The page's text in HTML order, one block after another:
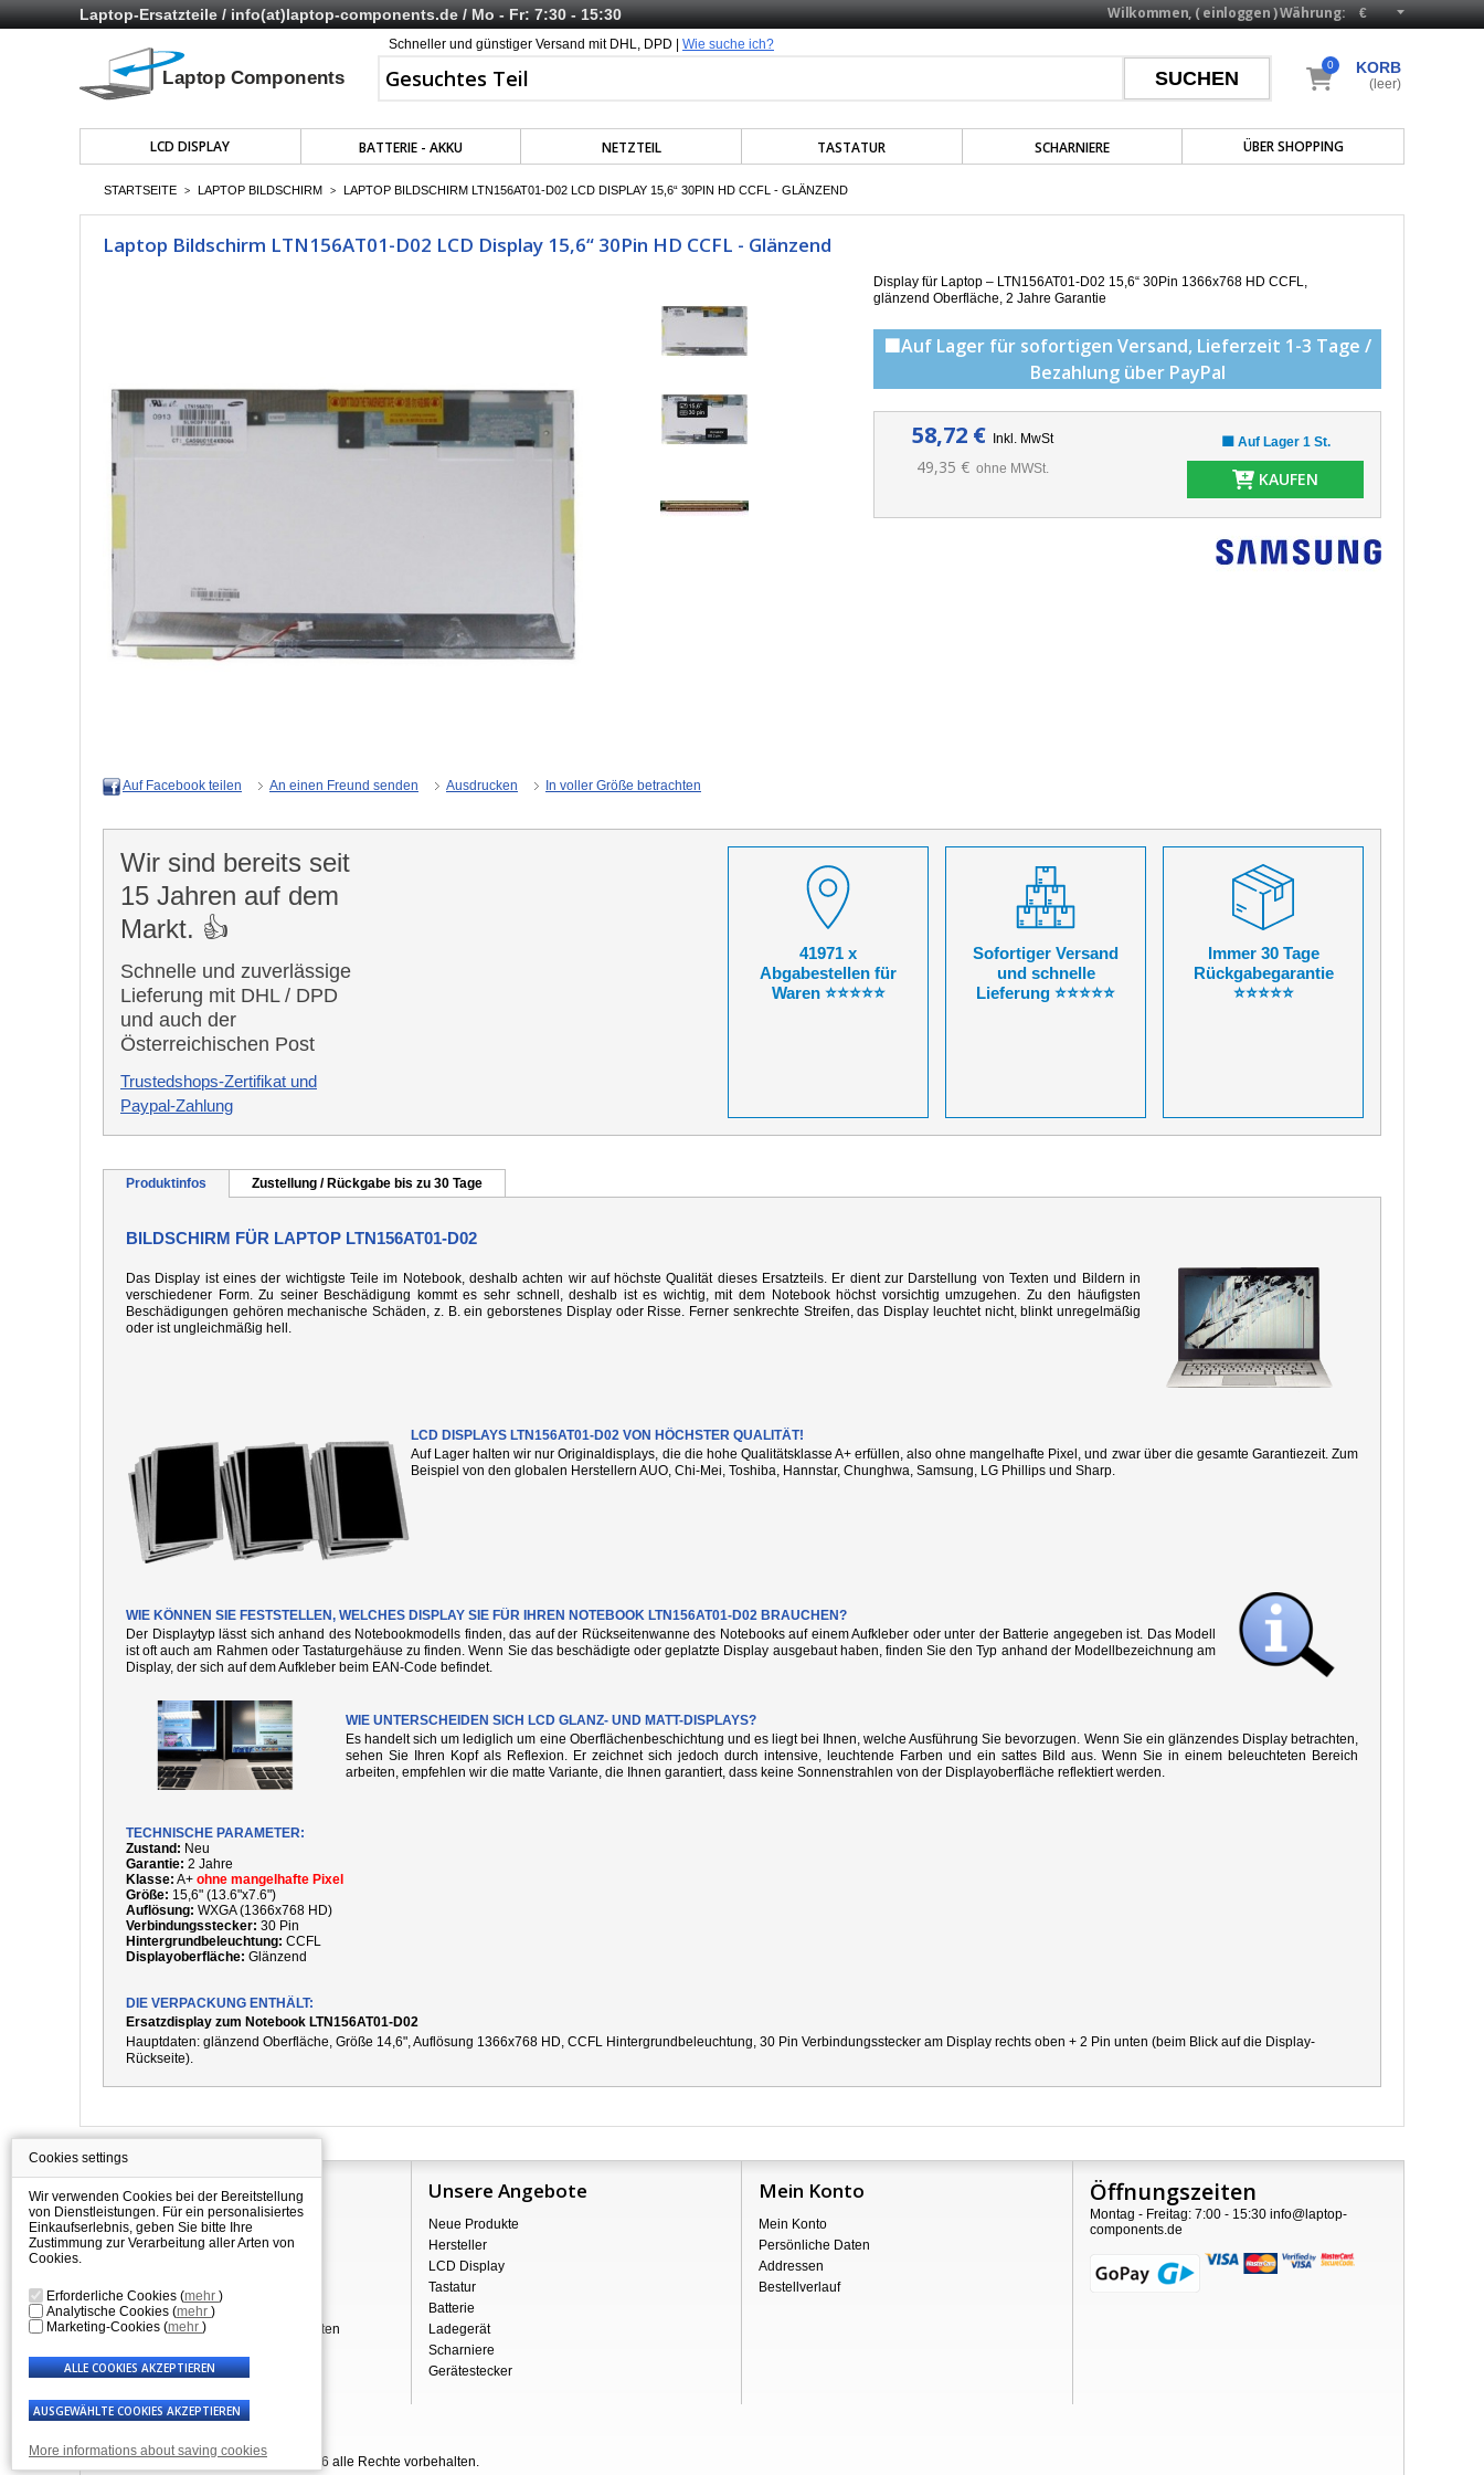
Laptop-Ersatzteile /info(at)laptop-components.de/ Mo - Fr: 7:30 - 15:30 Währung:
Wilkommen, (einloggen)
Schneller und günstiger Versand mit DHL, DPD | Wie suche ich?
LCD DISPLAY BATTERIE - AKKU NETZTEIL TASTATUR SCHARNIERE ÜBER SHOPPING
KORB
0
(leer)
STARTSEITE > LAPTOP BILDSCHIRM > LAPTOP BILDSCHIRM LTN156AT01-D02 LCD DISPLAY 15,6“ 30PIN HD CCFL - GLÄNZEND
Laptop Bildschirm LTN156AT01-D02 LCD Display 15,6“ 30Pin HD CCFL - Glänzend
Display für Laptop – LTN156AT01-D02 15,6“ 30Pin 1366x768 HD CCFL,
g länzend Oberfläche, 2 Jahre Garantie
🟩Auf Lager für sofortigen Versand, Lieferzeit 1-3 Tage /
Bezahlung über PayPal
58,72 € Inkl. MwSt
49,35 € ohne MWSt.
🟩 Auf Lager 1 St.
KAUFEN
Auf Facebook teilen An einen Freund senden Ausdrucken In voller Größe betrachten
Wir sind bereits seit
15 Jahren auf dem
Markt. 👍
Schnelle und zuverlässige
Lieferung mit DHL / DPD
und auch der
Österreichischen Post
Trustedshops-Zertifikat und
Paypal-Zahlung
41971 x
Abgabestellen für
Waren ⭐⭐⭐⭐⭐
Sofortiger Versand
und schnelle
Lieferung ⭐⭐⭐⭐⭐
Immer 30 Tage
Rückgabegarantie
⭐⭐⭐⭐⭐
Produktinfos Zustellung / Rückgabe bis zu 30 Tage
BILDSCHIRM FÜR LAPTOP LTN156AT01-D02
Das Display ist eines der wichtigste Teile im Notebook, deshalb achten wir auf höchste Qualität dieses Ersatzteils. Er dient zur Darstellung von Texten und Bildern in
verschiedener Form. Zu seiner Beschädigung kommt es sehr schnell, deshalb ist es wichtig, mit dem Notebook höchst vorsichtig umzugehen. Zu den häufigsten
Beschädigungen gehören mechanische Schäden, z. B. ein geborstenes Display oder Risse. Ferner senkrechte Streifen, das Display leuchtet nicht, blinkt unregelmäßig
oder ist ungleichmäßig hell.
LCD DISPLAYS LTN156AT01-D02 VON HÖCHSTER QUALITÄT!
Auf Lager halten wir nur Originaldisplays, die die hohe Qualitätsklasse A+ erfüllen, also ohne mangelhafte Pixel, und zwar über die gesamte Garantiezeit. Zum
Beispiel von den globalen Herstellern AUO, Chi-Mei, Toshiba, Hannstar, Chunghwa, Samsung, LG Phillips und Sharp.
WIE KÖNNEN SIE FESTSTELLEN, WELCHES DISPLAY SIE FÜR IHREN NOTEBOOK LTN156AT01-D02 BRAUCHEN?
Der Displaytyp lässt sich anhand des Notebookmodells finden, das auf der Rückseitenwanne des Notebooks auf einem Aufkleber oder unter der Batterie angegeben ist. Das Modell
ist oft auch am Rahmen oder Tastaturgehäuse zu finden. Wenn Sie das beschädigte oder geplatzte Display ausgebaut haben, finden Sie den Typ anhand der Modellbezeichnung am
Display, der sich auf dem Aufkleber beim EAN-Code befindet.
WIE UNTERSCHEIDEN SICH LCD GLANZ- UND MATT-DISPLAYS?
Es handelt sich um lediglich um eine Oberflächenbeschichtung und es liegt bei Ihnen, welche Ausführung Sie bevorzugen. Wenn Sie ein glänzendes Display betrachten,
sehen Sie Ihren Kopf als Reflexion. Er zeichnet sich jedoch durch intensive, leuchtende Farben und ein sattes Bild aus. Wenn Sie in einem beleuchteten Bereich
arbeiten, empfehlen wir die matte Variante, die Ihnen garantiert, dass keine Sonnenstrahlen von der Displayoberfläche reflektiert werden.
TECHNISCHE PARAMETER:
Zustand: Neu
Garantie: 2 Jahre
Klasse: A+ ohne mangelhafte Pixel
Größe: 15,6" (13.6"x7.6")
Auflösung: WXGA (1366x768 HD)
Verbindungsstecker: 30 Pin
Hintergrundbeleuchtung: CCFL
Displayoberfläche: Glänzend
DIE VERPACKUNG ENTHÄLT:
Ersatzdisplay zum Notebook LTN156AT01-D02
Hauptdaten: g länzend Oberfläche, Größe 14,6", Auflösung 1366x768 HD, CCFL Hintergrundbeleuchtung, 30 Pin Verbindungsstecker am Display rechts oben + 2 Pin unten (beim Blick auf die Display-
Rückseite).
Information
Über Shopping
Versand
Reklamation & Widerrufsrecht
Geschäftsbedingungen
Verarbeitung personenbezogener Daten
Unsere Angebote
Neue Produkte
Hersteller
LCD Display
Tastatur
Batterie
Ladegerät
Scharniere
Gerätestecker
Mein Konto
Mein Konto
Persönliche Daten
Addressen
Bestellverlauf
Öffnungszeiten
Montag - Freitag: 7:00 - 15:30 info@laptop-
components.de
© Laptop-Components.de 2007 - 2026 alle Rechte vorbehalten.
Cookies settings
Wir verwenden Cookies bei der Bereitstellung
von Dienstleistungen. Für ein personalisiertes
Einkaufserlebnis, geben Sie bitte Ihre
Zustimmung zur Verarbeitung aller Arten von
Cookies.
Erforderliche Cookies (mehr )
Analytische Cookies (mehr )
Marketing-Cookies (mehr )
More informations about saving cookies